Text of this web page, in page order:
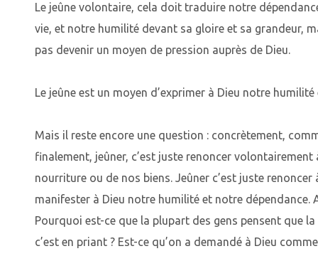
Le jeûne volontaire, cela doit traduire notre
vie, et notre humilité devant sa gloire et sa grandeur,
pas devenir un moyen de pression auprès de Dieu.
Le jeûne est un moyen d’exprimer à Dieu notre
Mais il reste encore une question : concrètement,
finalement, jeûner, c’est juste renoncer
nourriture ou de nos biens. Jeûner c’est juste
manifester à Dieu notre humilité et notre dépendance.
Pourquoi est-ce que la plupart des gens pensent que
c’est en priant ? Est-ce qu’on a demandé à Dieu